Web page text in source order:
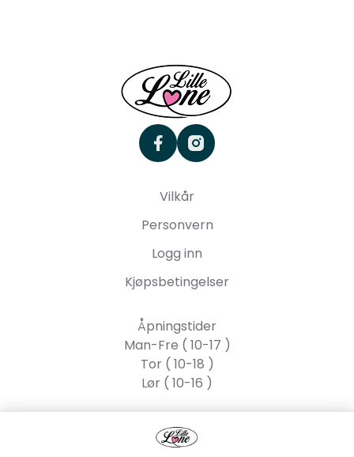
facebookinstagram
Vilkår
Personvern
Logg inn
Kjøpsbetingelser
Åpningstider
Man-Fre ( 10-17 )
Tor ( 10-18 )
Lør ( 10-16 )
Strandgata 55, 2317